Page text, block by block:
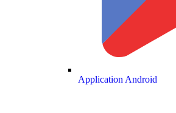
Application Android